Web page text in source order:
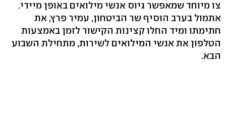
צו מיוחד שמאפשר גיוס אנשי מילואים באופן מיידי.
אתמול בערב הוסיף שר הביטחון, עמיר פרץ, את
חתימתו ומיד החלו קצינות הקישור לזמן באמצעות
הטלפון את אנשי המילואים לשירות, מתחילת השבוע
הבא.